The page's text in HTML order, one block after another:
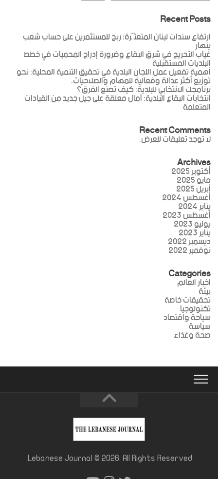
Recent Posts
ارتفاع سندات لبنان المتعثّرة: ربح للمستثمرين على حساب شعب
ينهار
غياب التحريج في شرق البقاع وضرورة إدراج المحميات في خطط
البلديات المستقبلية
أهمية تفعيل عمل اللجان البلدية في تحقيق التنمية المحلية: نحو
توزيع أكثر عدالة وفعالية للمهام والصلاحيات.
برنامجك الانتخابي للبلدية: كيف تصنع الفرق؟
انتخابات البقاع البلدية: آمال معلقة على جيل جديد من القيادات
المتعلمة
Recent Comments
لا توجد تعليقات للعرض.
Archives
أكتوبر 2025
مايو 2025
أبريل 2025
أغسطس 2024
يناير 2024
أغسطس 2023
يوليو 2023
يناير 2023
ديسمبر 2022
نوفمبر 2022
Categories
اخبار العالم
بيئة
تحقيقات خاصة
تكنولوجيا
سياحة واقتصاد
سياسة
صحة وغذاء
Lebanese Journal © 2026. All Rights Reserved.